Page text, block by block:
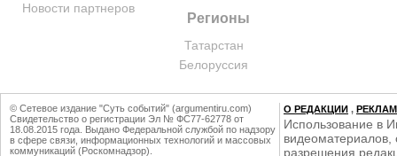
Новости партнеров
Регионы
Татарстан
Белоруссия
© Сетевое издание "Суть событий" (argumentiru.com)
Свидетельство о регистрации Эл № ФС77-62778 от
18.08.2015 года. Выдано Федеральной службой по надзору
в сфере связи, информационных технологий и массовых
коммуникаций (Роскомнадзор).
О РЕДАКЦИИ ,
Использование в
видеоматериалов,
разрешения